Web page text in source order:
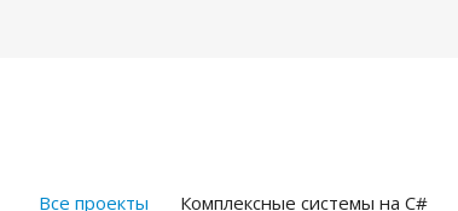
Все проекты Комплексные системы на C#